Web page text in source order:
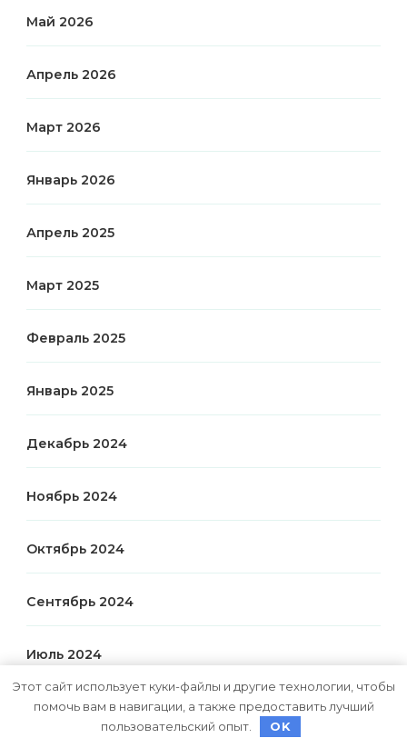
Май 2026
Апрель 2026
Март 2026
Январь 2026
Апрель 2025
Март 2025
Февраль 2025
Январь 2025
Декабрь 2024
Ноябрь 2024
Октябрь 2024
Сентябрь 2024
Июль 2024
Июнь 2024
Этот сайт использует куки-файлы и другие технологии, чтобы
помочь вам в навигации, а также предоставить лучший
пользовательский опыт.
OK